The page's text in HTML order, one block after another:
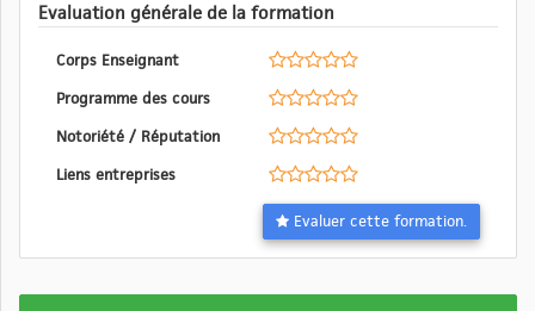
Evaluation générale de la formation
Corps Enseignant
Programme des cours
Notoriété / Réputation
Liens entreprises
Evaluer cette formation.